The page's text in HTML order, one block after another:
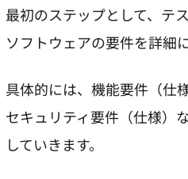
最初のステップとして、テ
ソフトウェアの要件を詳細
具体的には、機能要件（仕
セキュリティ要件（仕様）
していきます。